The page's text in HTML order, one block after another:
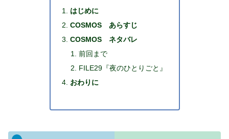
はじめに
COSMOS あらすじ
COSMOS ネタバレ
前回まで
FILE29『夜のひとりごと』
おわりに